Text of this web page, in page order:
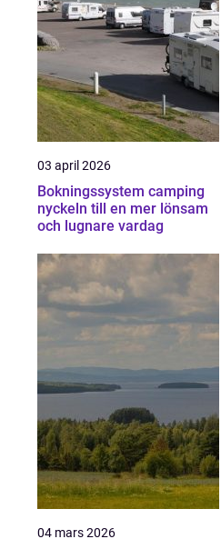
03 april 2026
Bokningssystem camping
nyckeln till en mer lönsam
och lugnare vardag
04 mars 2026